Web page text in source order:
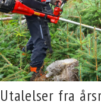
Utalelser fra